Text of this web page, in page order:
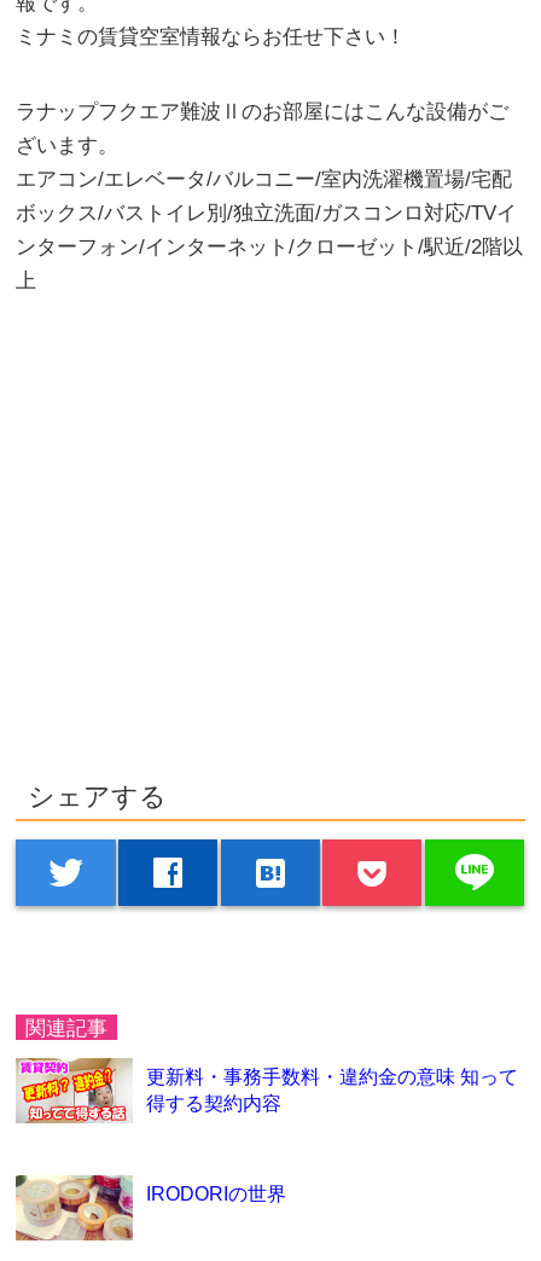
ミナミの賃貸空室情報ならお任せ下さい！
ラナップフクエア難波Ⅱのお部屋にはこんな設備がご
ざいます。
エアコン/エレベータ/バルコニー/室内洗濯機置場/宅配
ボックス/バストイレ別/独立洗面/ガスコンロ対応/TVイ
ンターフォン/インターネット/クローゼット/駅近/2階以
上
シェアする
twitter facebook hatenabookmark line
関連記事
更新料・事務手数料・違約金の意味 知って
得する契約内容
IRODORIの世界